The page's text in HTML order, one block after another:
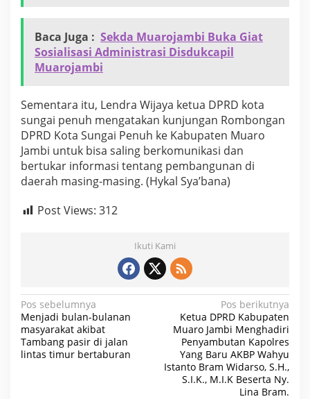
Baca Juga : Sekda Muarojambi Buka Giat
Sosialisasi Administrasi Disdukcapil
Muarojambi
Sementara itu, Lendra Wijaya ketua DPRD kota
sungai penuh mengatakan kunjungan Rombongan
DPRD Kota Sungai Penuh ke Kabupaten Muaro
Jambi untuk bisa saling berkomunikasi dan
bertukar informasi tentang pembangunan di
daerah masing-masing. (Hykal Sya’bana)
Post Views: 312
Ikuti Kami
N
a
v
Pos sebelumnya
Menjadi bulan-bulanan
masyarakat akibat
Tambang pasir di jalan
lintas timur bertaburan
Pos berikutnya
Ketua DPRD Kabupaten
Muaro Jambi Menghadiri
Penyambutan Kapolres
Yang Baru AKBP Wahyu
Istanto Bram Widarso, S.H.,
S.I.K., M.I.K Beserta Ny.
Lina Bram.